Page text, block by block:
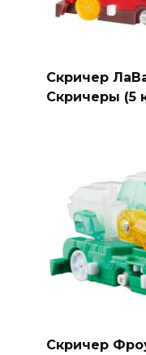
Скричер
Скричеры (5
Скричер